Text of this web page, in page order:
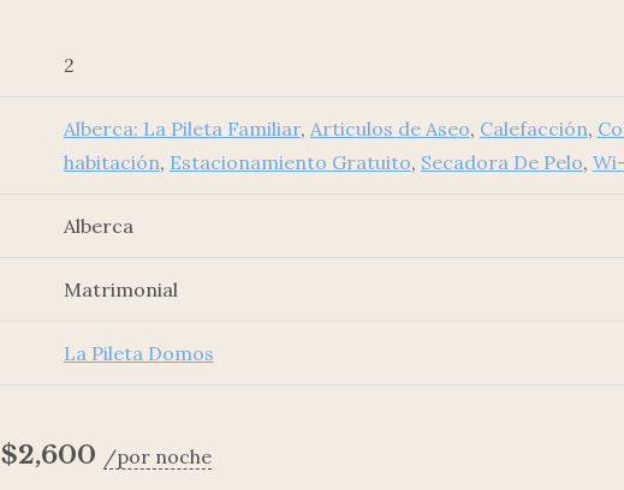
2
Alberca: La Pileta Familiar, Articulos de Aseo, Calefacción,
habitación, Estacionamiento Gratuito, Secadora De Pelo,
Alberca
Matrimonial
La Pileta Domos
$2,600 por noche